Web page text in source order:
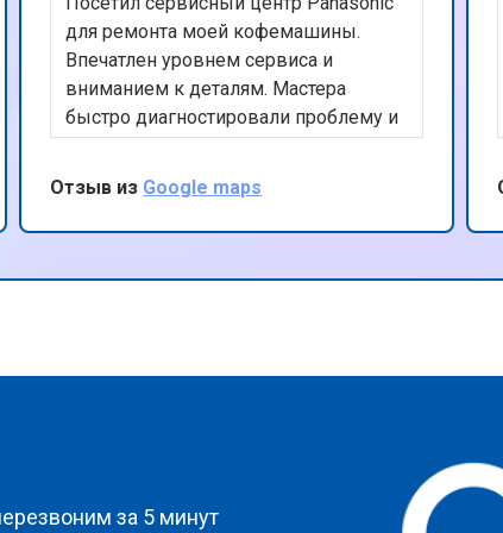
от 70 мин
от 70 мин
от 50 мин
для ремонта моей кофемашины.
Впечатлен уровнем сервиса и
вниманием к деталям. Мастера
быстро диагностировали проблему и
эффективно устранили ее. Ценю их
честность и прозрачность в работе.
Отличный сервис, который я бы
рекомендовал всем владельцам
Отзыв из Google maps
за 5 минут